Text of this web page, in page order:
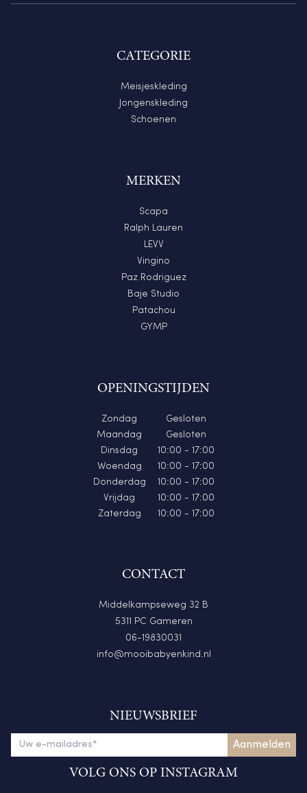
CATEGORIE
Meisjeskleding
Jongenskleding
Schoenen
MERKEN
Scapa
Ralph Lauren
LEVV
Vingino
Paz Rodriguez
Baje Studio
Patachou
GYMP
OPENINGSTIJDEN
Zondag
Gesloten
Maandag
Gesloten
Dinsdag
10:00 - 17:00
Woendag
10:00 - 17:00
Donderdag
10:00 - 17:00
Vrijdag
10:00 - 17:00
Zaterdag
10:00 - 17:00
CONTACT
Middelkampseweg 32 B
5311 PC Gameren
06-19830031
info@mooibabyenkind.nl
NIEUWSBRIEF
VOLG ONS OP INSTAGRAM